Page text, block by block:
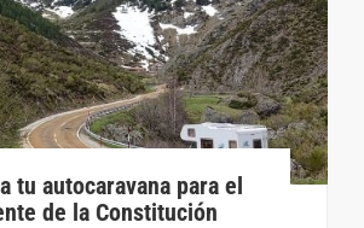
tu autocaravana para el
de la Constitución